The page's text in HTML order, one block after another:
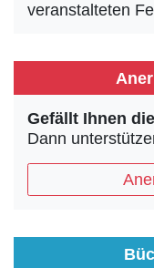
veranstalteten
Gefällt Ihnen
Dann